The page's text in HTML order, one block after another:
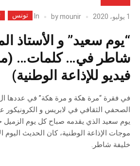
1 يوليو، 2020 bymounir
In تونس
“يوم سعيد” و الأستاذ
شاطر في… كلمات…
فيديو للإذاعة الوطنية)
الصحفي الثقافي في لابريس و الكرونيكور
يوم سعيد الذي يقدمه صباح كل يوم
موجات الإذاعة الوطنية، كان الحديث اليوم
خليفة شاطر.